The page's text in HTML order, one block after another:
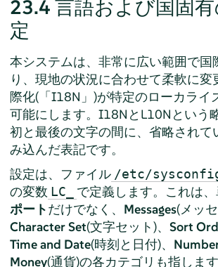
23.4 言語および国固
定
本システムは、非常に広い範囲で国
り、現地の状況に合わせて柔軟に変
際化(「I18N」)が特定のローカライ
可能にします。I18NとL10Nという
初と最後の文字の間に、省略されて
み込んだ表記です。
設定は、ファイル /etc/
の変数 LC_ で定義します。これは
ポートだけでなく、 Messages(メッセ
Character Set(文字セット)、 Sort
Time and Date(時刻と日付)、
Money(通貨)の各カテゴリも指しま